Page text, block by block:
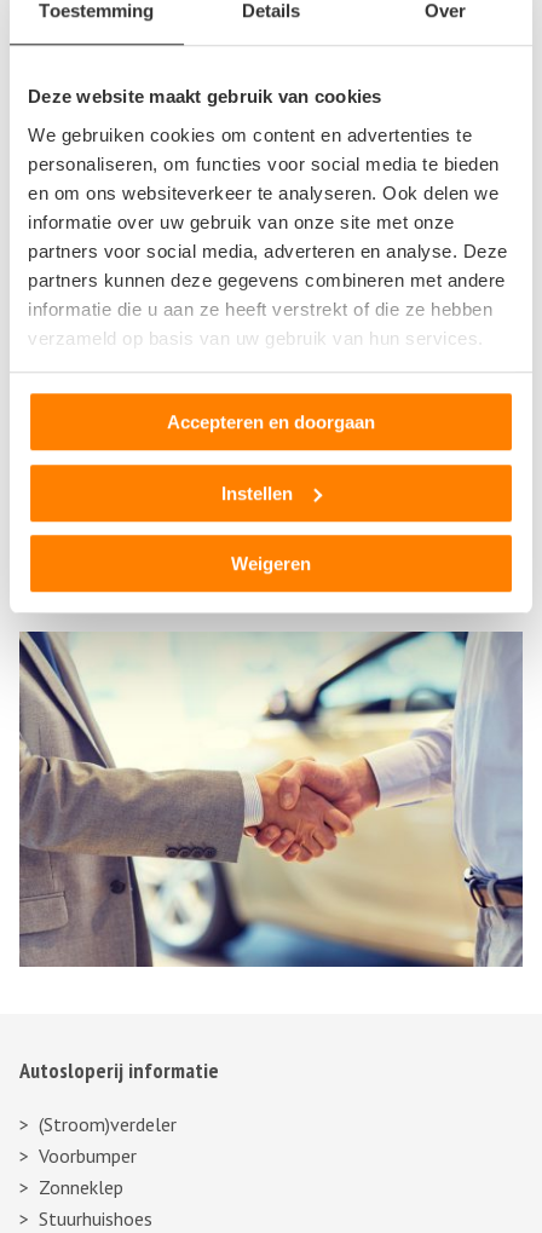
Toestemming Details Over
Deze website maakt gebruik van cookies
We gebruiken cookies om content en advertenties te
personaliseren, om functies voor social media te bieden
en om ons websiteverkeer te analyseren. Ook delen we
informatie over uw gebruik van onze site met onze
partners voor social media, adverteren en analyse. Deze
partners kunnen deze gegevens combineren met andere
informatie die u aan ze heeft verstrekt of die ze hebben
verzameld op basis van uw gebruik van hun services.
Accepteren en doorgaan
Instellen
Weigeren
Vergoeding voor sloopauto
Hoewel niet iedere autosloperij een bedrag betaalt voor uw
sloopauto, doet Autosloperij.nl dit toch. Autosloperij.nl is zich
bewust van de waarde die uw auto vertegenwoordigt en
geeft u een gepaste vergoeding voor uw sloopauto. Niet
alleen krijgt u een vergoeding voor uw sloopauto, ook wordt
de auto geheel gratis op de gewenste locatie opgehaald. U
hoeft dus niet nog eens extra te betalen of moeite te doen
om uw auto bij de autosloperij te krijgen. Wanneer uw
RDW vrijwaring. Als uw auto eenmaal opgehaald is, hoeft u
verder dus niets meer te regelen.
Wilt u hier gebruik van maken? Dat is mogelijk en kan binnen
korte tijd geregeld worden. Via onze website kunt u een
formulier invullen. Liever direct contact? Dat is ook mogelijk.
Het is ook mogelijk om telefonisch contact op te nemen, zo
weet u direct waaraan u toe bent.
Autosloperij informatie
(Stroom)verdeler
Voorbumper
Zonneklep
Stuurhuishoes